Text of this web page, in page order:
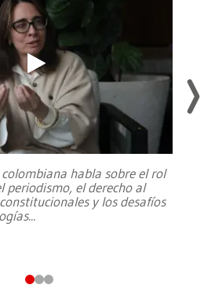
habla sobre el rol
periodismo, el derecho al
y los desafíos
...